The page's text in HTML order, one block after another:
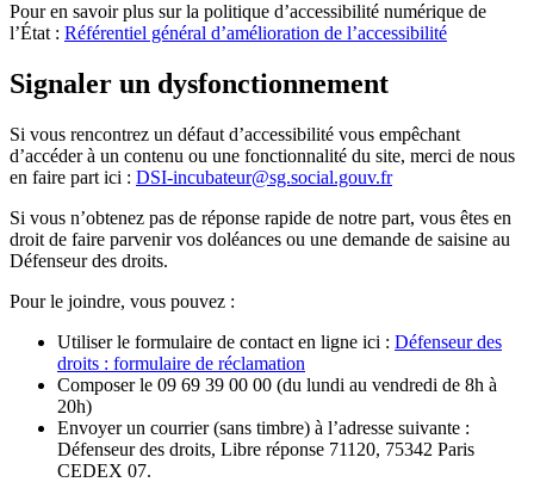
Pour en savoir plus sur la politique d’accessibilité numérique de
l’État : Référentiel général d’amélioration de l’accessibilité
Signaler un dysfonctionnement
Si vous rencontrez un défaut d’accessibilité vous empêchant
d’accéder à un contenu ou une fonctionnalité du site, merci de nous
en faire part ici : DSI-incubateur@sg.social.gouv.fr
Si vous n’obtenez pas de réponse rapide de notre part, vous êtes en
droit de faire parvenir vos doléances ou une demande de saisine au
Défenseur des droits.
Pour le joindre, vous pouvez :
Utiliser le formulaire de contact en ligne ici : Défenseur des
droits : formulaire de réclamation
Composer le 09 69 39 00 00 (du lundi au vendredi de 8h à
20h)
Envoyer un courrier (sans timbre) à l’adresse suivante :
Défenseur des droits, Libre réponse 71120, 75342 Paris
CEDEX 07.